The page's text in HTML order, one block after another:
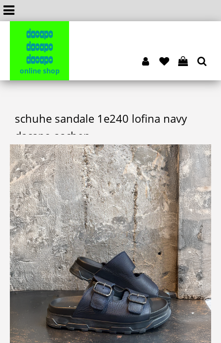
dacapo
dacapo
dacapo
online shop
schuhe sandale 1e240 lofina navy
dacapo aachen